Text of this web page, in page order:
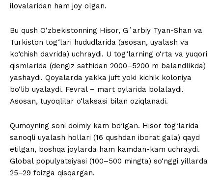
ilovalaridan ham joy olgan.
Bu qush O‘zbekistonning Hisor, Gʻarbiy Tyan-Shan va
Turkiston tog‘lari hududlarida (asosan, uyalash va
ko‘chish davrida) uchraydi. U tog‘larning o‘rta va yuqori
qismlarida (dengiz sathidan 2000–5200 m balandlikda)
yashaydi. Qoyalarda yakka juft yoki kichik koloniya
bo‘lib uyalaydi. Fevral – mart oylarida bolalaydi.
Asosan, tuyoqlilar o‘laksasi bilan oziqlanadi.
Qumoyning soni doimiy kam bo‘lgan. Hisor tog‘larida
sanoqli uyalash hollari (16 qushdan iborat gala) qayd
etilgan, boshqa joylarda ham kamdan-kam uchraydi.
Global populyatsiyasi (100–500 mingta) so‘nggi yillarda
25–29 foizga qisqargan.